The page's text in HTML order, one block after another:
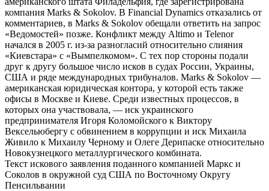
компания Marks & Sokolov. В Financial Dynamics отказались от
комментариев, в Marks & Sokolov обещали ответить на запрос
«Ведомостей» позже. Конфликт между Altimo и Telenor
начался в 2005 г. из-за разногласий относительно слияния
«Киевстара» с «Вымпелкомом». С тех пор стороны подали
друг к другу большое число исков в судах России, Украины,
США и ряде международных трибуналов. Marks & Sokolov —
американская юридическая контора, у которой есть также
офисы в Москве и Киеве. Среди известных процессов, в
которых она участвовала, — иск украинского
предпринимателя Игоря Коломойского к Виктору
Вексельюбергу с обвинением в коррупции и иск Михаила
Живило к Михаилу Черному и Олеге Дерипаске относительно
Новокузнецкого металлургического комбината.
Текст искового заявления поданного компанией Маркс и
Соколов в окружной суд США по Восточному Округу
Пенсильвании